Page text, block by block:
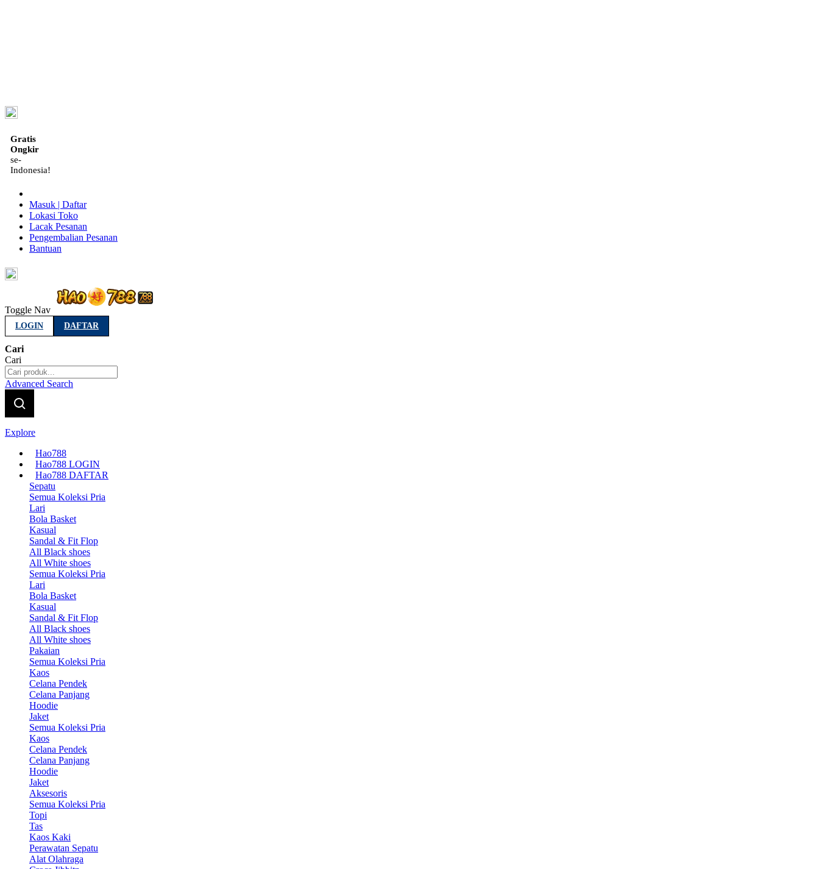
Gratis
Ongkir
se-
Indonesia!
Masuk | Daftar
Lokasi Toko
Lacak Pesanan
Pengembalian Pesanan
Bantuan
Toggle Nav
LOGIN DAFTAR
Cari
Cari
Advanced Search
Explore
Hao788
Hao788 LOGIN
Hao788 DAFTAR
Sepatu
Semua Koleksi Pria
Lari
Bola Basket
Kasual
Sandal & Fit Flop
All Black shoes
All White shoes
Semua Koleksi Pria
Lari
Bola Basket
Kasual
Sandal & Fit Flop
All Black shoes
All White shoes
Pakaian
Semua Koleksi Pria
Kaos
Celana Pendek
Celana Panjang
Hoodie
Jaket
Semua Koleksi Pria
Kaos
Celana Pendek
Celana Panjang
Hoodie
Jaket
Aksesoris
Semua Koleksi Pria
Topi
Tas
Kaos Kaki
Perawatan Sepatu
Alat Olahraga